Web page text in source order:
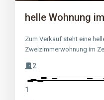
helle Wohnung
Zum Verkauf steht eine
Zweizimmerwohnung im
2
1